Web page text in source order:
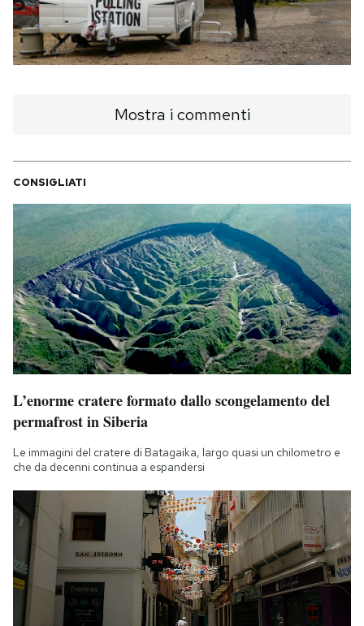
Mostra i commenti
CONSIGLIATI
L’enorme cratere formato dallo scongelamento del
permafrost in Siberia
Le immagini del cratere di Batagaika, largo quasi un chilometro e
che da decenni continua a espandersi